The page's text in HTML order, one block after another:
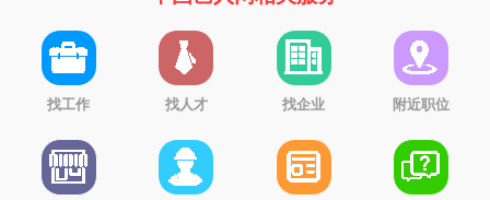
找工作 找人才 找企业 附近职位